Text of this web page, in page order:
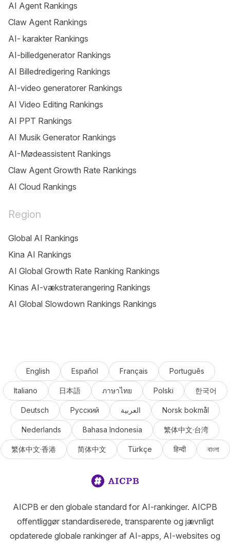
AI Agent Rankings
Claw Agent Rankings
AI- karakter Rankings
AI-billedgenerator Rankings
AI Billedredigering Rankings
AI-video generatorer Rankings
AI Video Editing Rankings
AI PPT Rankings
AI Musik Generator Rankings
AI-Mødeassistent Rankings
Claw Agent Growth Rate Rankings
AI Cloud Rankings
Region
Global AI Rankings
Kina AI Rankings
AI Global Growth Rate Ranking Rankings
Kinas AI-vækstraterangering Rankings
AI Global Slowdown Rankings Rankings
English Español Français Português
Italiano 日本語 ภาษาไทย Polski 한국어
Deutsch Русский العربية Norsk bokmål
Nederlands Bahasa Indonesia 繁体中文·台湾
繁体中文·香港 简体中文 Türkçe हिन्दी বাংলা
AICPB er den globale standard for AI-rankinger. AICPB
offentliggør standardiserede, transparente og jævnligt
opdaterede globale rankinger af AI-apps, AI-websites og